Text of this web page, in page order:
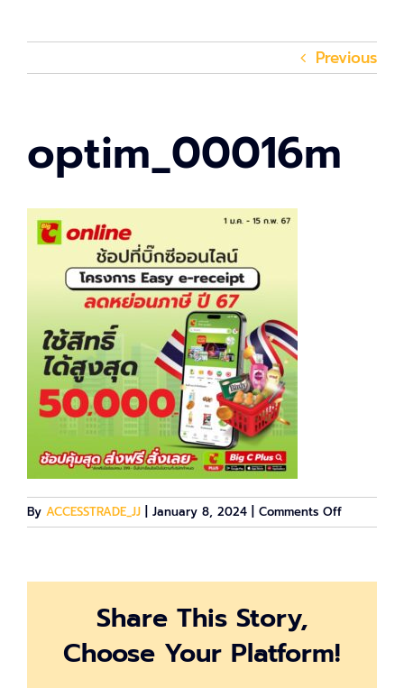
Previous
optim_00016m
By ACCESSTRADE_JJ January 8, 2024 Comments Offon
Share This Story,
Choose Your Platform!